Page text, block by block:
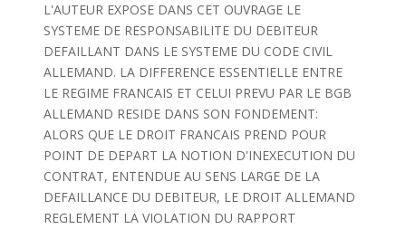
L'AUTEUR EXPOSE DANS CET OUVRAGE LE
SYSTEME DE RESPONSABILITE DU DEBITEUR
DEFAILLANT DANS LE SYSTEME DU CODE CIVIL
ALLEMAND. LA DIFFERENCE ESSENTIELLE ENTRE
LE REGIME FRANCAIS ET CELUI PREVU PAR LE BGB
ALLEMAND RESIDE DANS SON FONDEMENT:
ALORS QUE LE DROIT FRANCAIS PREND POUR
POINT DE DEPART LA NOTION D'INEXECUTION DU
CONTRAT, ENTENDUE AU SENS LARGE DE LA
DEFAILLANCE DU DEBITEUR, LE DROIT ALLEMAND
REGLEMENT LA VIOLATION DU RAPPORT